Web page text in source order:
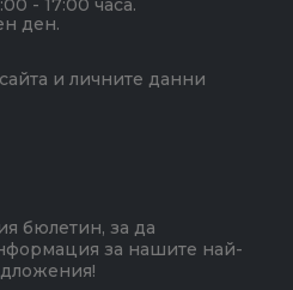
- 17:00 часа.
ден.
и личните данни
бюлетин, за да
за нашите най-